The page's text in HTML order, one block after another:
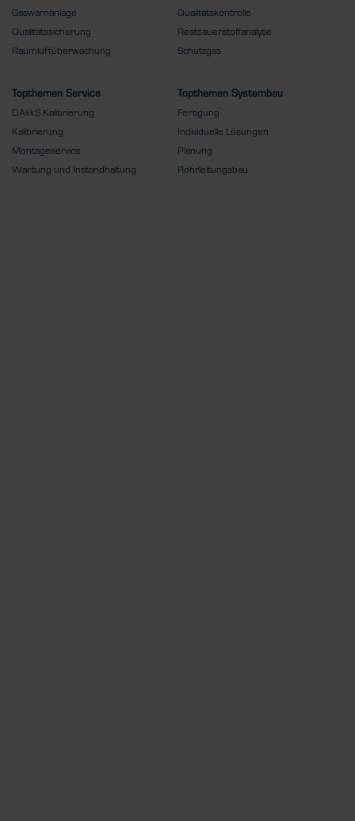
Gaswarnanlage
Qualitätssicherung
Raumluftüberwachung
Qualitätskontrolle
Restsauerstoffanalyse
Schutzgas
Topthemen Service
DAkkS Kalibrierung
Kalibrierung
Montageservice
Wartung und Instandhaltung
Topthemen Systembau
Fertigung
Individuelle Lösungen
Planung
Rohrleitungsbau